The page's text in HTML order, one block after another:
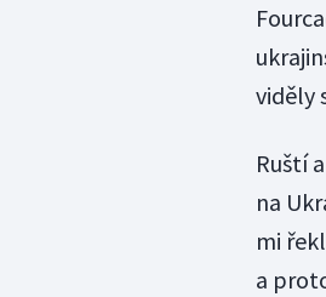
viděly
Ruští
na
mi
a